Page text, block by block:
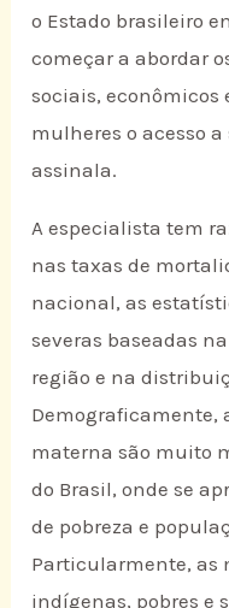
o Estado brasileiro
começar a abordar
sociais, econômicos
mulheres o acesso a
assinala.
A especialista tem
nas taxas de
nacional, as
severas baseadas
região e na
Demograficamente,
materna são muito
do Brasil, onde se
de pobreza e
Particularmente, as
indígenas, pobres e